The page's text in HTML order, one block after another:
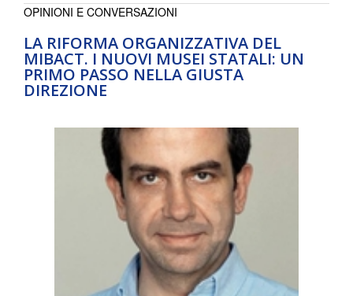
LA RIFORMA ORGANIZZATIVA DEL
MIBACT. I NUOVI MUSEI STATALI: UN
PRIMO PASSO NELLA GIUSTA
DIREZIONE
OPINIONI E CONVERSAZIONI